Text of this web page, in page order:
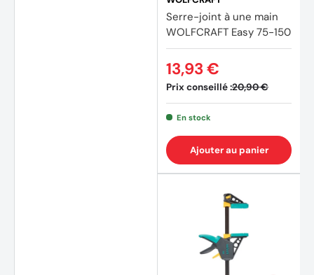
Serre-joint à une main
WOLFCRAFT Easy 75-150
Prix conseillé :20,90 €
13,93 €
En stock
Ajouter au panier